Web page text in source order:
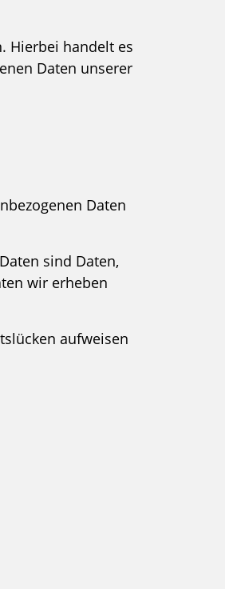
Hierbei handelt es
Daten unserer
Daten
sind Daten,
wir erheben
aufweisen